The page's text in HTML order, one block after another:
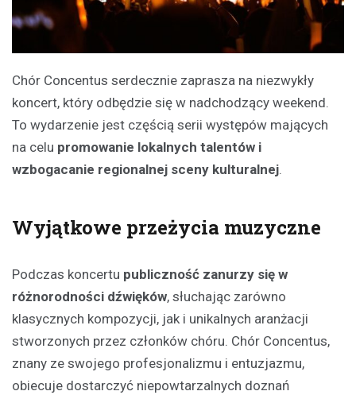
Chór Concentus serdecznie zaprasza na niezwykły
koncert, który odbędzie się w nadchodzący weekend.
To wydarzenie jest częścią serii występów mających
na celu promowanie lokalnych talentów i
wzbogacanie regionalnej sceny kulturalnej.
Wyjątkowe przeżycia muzyczne
Podczas koncertu publiczność zanurzy się w
różnorodności dźwięków, słuchając zarówno
klasycznych kompozycji, jak i unikalnych aranżacji
stworzonych przez członków chóru. Chór Concentus,
znany ze swojego profesjonalizmu i entuzjazmu,
obiecuje dostarczyć niepowtarzalnych doznań